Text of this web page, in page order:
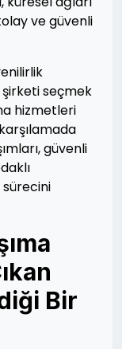
ve güvenli
şirketi seçmek
hizmetleri
güvenli
sürecini
Bir